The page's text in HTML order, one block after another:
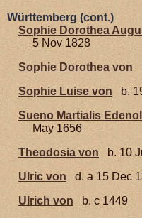
Württemberg (cont.)
Sophie Dorothea
5 Nov 1828
Sophie Dorothea von
Sophie Luise von
b.
Sueno Martialis
May 1656
Theodosia von
b. 10
Ulric von
d. a 15 Dec
Ulrich von
b. c 1449